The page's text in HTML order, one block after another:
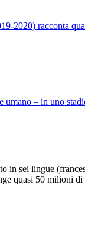
2020) racconta
– in uno
sei lingue
quasi 50 milioni